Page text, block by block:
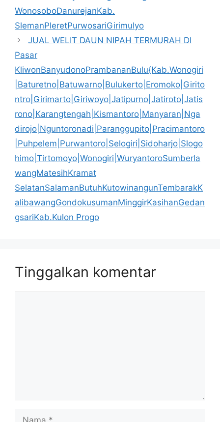
WonosoboDanurejanKab.
SlemanPleretPurwosariGirimulyo
JUAL WELIT DAUN NIPAH TERMURAH DI
Pasar
KliwonBanyudonoPrambananBulu{Kab.Wonogiri
|Baturetno|Batuwarno|Bulukerto|Eromoko|Girito
ntro|Girimarto|Giriwoyo|Jatipurno|Jatiroto|Jatis
rono|Karangtengah|Kismantoro|Manyaran|Nga
dirojo|Nguntoronadi|Paranggupito|Pracimantoro
|Puhpelem|Purwantoro|Selogiri|Sidoharjo|Slogo
himo|Tirtomoyo|Wonogiri|WuryantoroSumberla
wangMatesihKramat
SelatanSalamanButuhKutowinangunTembarakK
alibawangGondokusumanMinggirKasihanGedan
gsariKab.Kulon Progo
Tinggalkan komentar
Nama